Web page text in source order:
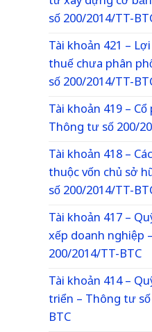
số 200/2014/TT-
Tài khoản 421 –
thuế chưa phân
số 200/2014/TT-
Tài khoản 419 –
Thông tư số 200/
Tài khoản 418 –
thuộc vốn chủ sở
số 200/2014/TT-
Tài khoản 417 –
xếp doanh nghiệp
200/2014/TT-BTC
Tài khoản 414 –
triển – Thông tư
BTC